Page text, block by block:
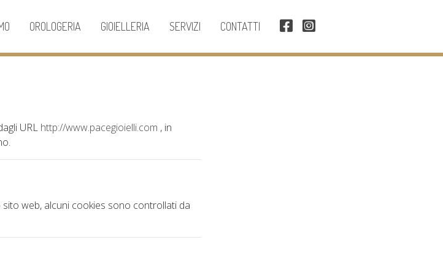
OROLOGERIA GIOIELLERIA SERVIZI CONTATTI
URL http://www.pacegioielli.com , in
web, alcuni cookies sono controllati da